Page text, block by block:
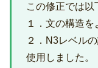
この修正では以
１．文の構造を
２．N3レベル
使用しました。